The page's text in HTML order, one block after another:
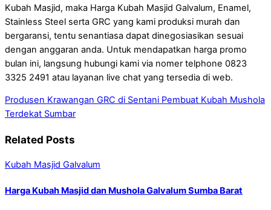
Kubah Masjid, maka Harga Kubah Masjid Galvalum, Enamel,
Stainless Steel serta GRC yang kami produksi murah dan
bergaransi, tentu senantiasa dapat dinegosiasikan sesuai
dengan anggaran anda. Untuk mendapatkan harga promo
bulan ini, langsung hubungi kami via nomer telphone 0823
3325 2491 atau layanan live chat yang tersedia di web.
Produsen Krawangan GRC di Sentani Pembuat Kubah Mushola
Terdekat Sumbar
Related Posts
Kubah Masjid Galvalum
Harga Kubah Masjid dan Mushola Galvalum Sumba Barat